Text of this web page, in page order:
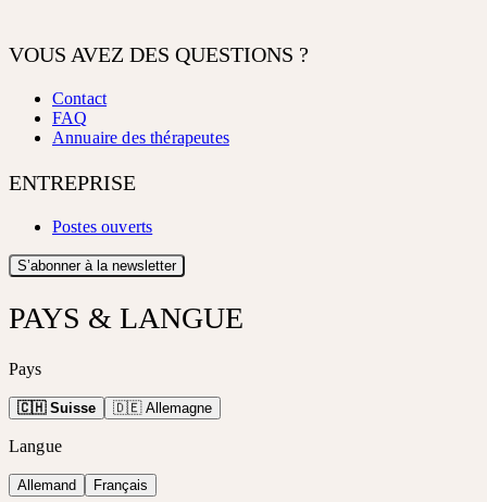
VOUS AVEZ DES QUESTIONS ?
Contact
FAQ
Annuaire des thérapeutes
ENTREPRISE
Postes ouverts
S’abonner à la newsletter
PAYS & LANGUE
Pays
🇨🇭 Suisse 🇩🇪 Allemagne
Langue
Allemand Français